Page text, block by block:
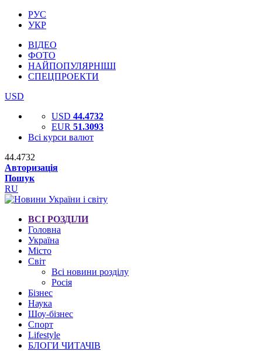
РУС
УКР
ВІДЕО
ФОТО
НАЙПОПУЛЯРНІШІ
СПЕЦПРОЕКТИ
USD
USD 44.4732
EUR 51.3093
Всі курси валют
44.4732
Авторизація
Пошук
RU
ВСІ РОЗДІЛИ
Головна
Україна
Місто
Світ
Всі новини розділу
Росія
Бізнес
Наука
Шоу-бізнес
Спорт
Lifestyle
БЛОГИ ЧИТАЧІВ